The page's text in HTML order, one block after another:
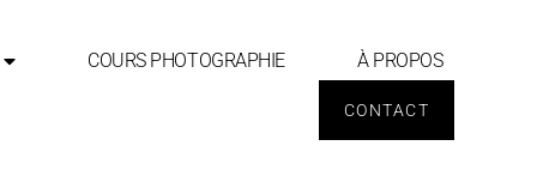
COURS PHOTOGRAPHIE À PROPOS
CONTACT